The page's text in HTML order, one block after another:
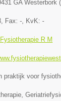
GA Westerbork (
, Fax: -, KvK: -
R M
praktijk voor